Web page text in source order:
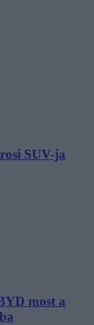
SUV-ja
most a